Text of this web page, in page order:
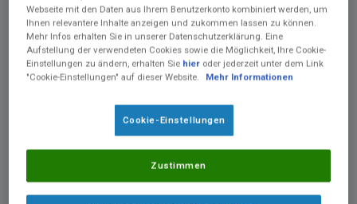
Videobeschreibung
Erfahren Sie in diesem Video die wichtigsten Neuerungen des
- Der Gesamtschwellenwert für eine mögliche Kuhmilchallergie
Webseite mit den Daten aus Ihrem Benutzerkonto kombiniert werden, um
Ihnen relevantere Inhalte anzeigen und zukommen lassen zu können.
Mehr Infos erhalten Sie in unserer Datenschutzerklärung. Eine
Aufstellung der verwendeten Cookies sowie die Möglichkeit, Ihre Cookie-
Einstellungen zu ändern, erhalten Sie hier oder jederzeit unter dem Link
"Cookie-Einstellungen" auf dieser Website.
Mehr Informationen
Cookie-Einstellungen
Zustimmen